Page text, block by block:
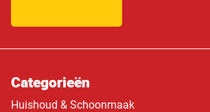
Categorieën
Huishoud & Schoonmaak